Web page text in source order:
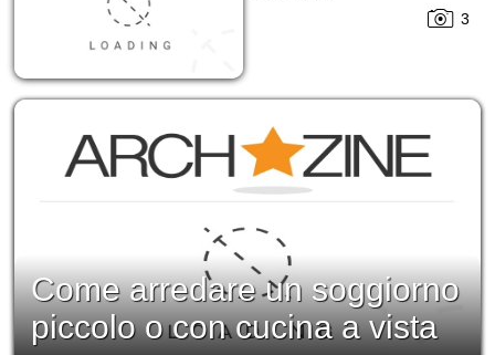
3
Come arredare un soggiorno
piccolo o con cucina a vista